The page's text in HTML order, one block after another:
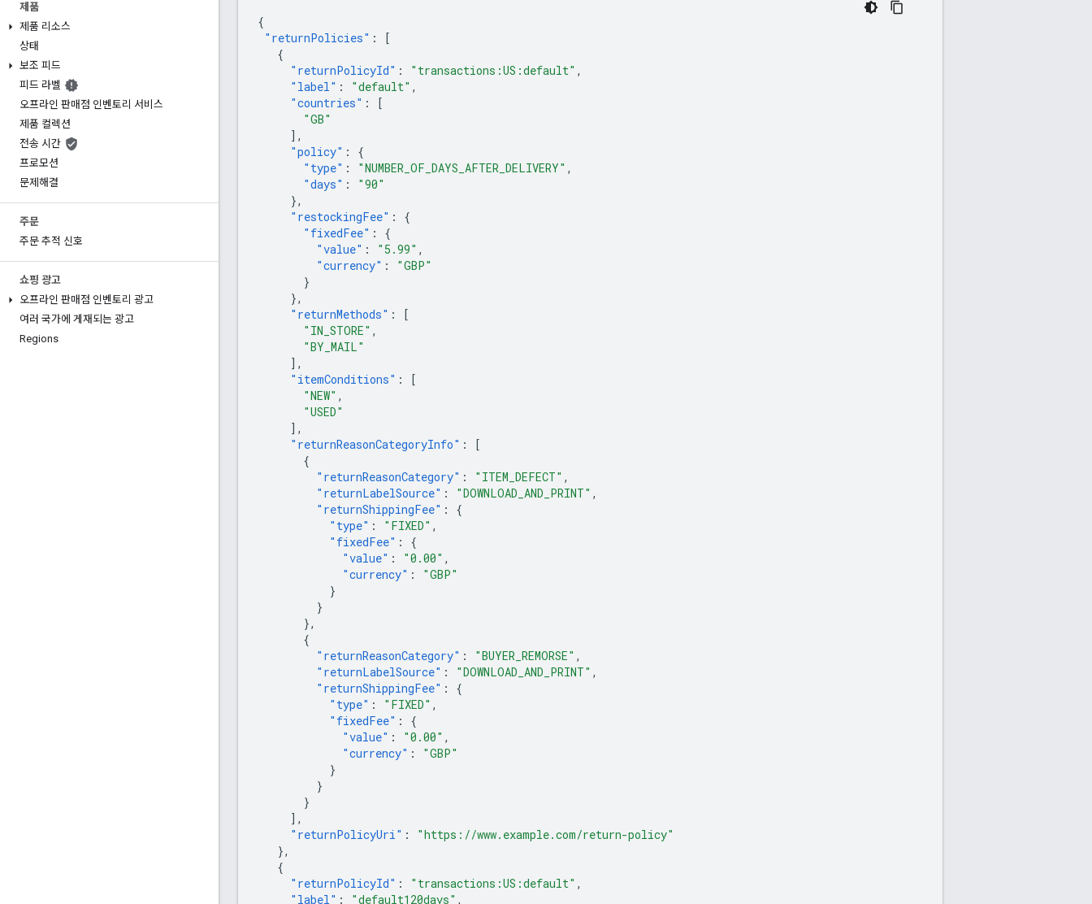
제품
제품 리소스
상태
보조 피드
피드 라벨
오프라인 판매점 인벤토리 서비스
제품 컬렉션
전송 시간
프로모션
문제해결
주문
주문 추적 신호
쇼핑 광고
오프라인 판매점 인벤토리 광고
여러 국가에 게재되는 광고
Regions
{
"returnPolicies" :
[
{
"returnPolicyId" : "transactions:US:default" ,
"label" : "default" ,
"countries" :
[
"GB"
],
"policy" :
{
"type" : "NUMBER_OF_DAYS_AFTER_DELIVERY" ,
"days" :
"90"
},
"restockingFee" :
{
"fixedFee" :
{
"value" : "5.99" ,
"currency" :
"GBP"
}
},
"returnMethods" :
[
"IN_STORE" ,
"BY_MAIL"
],
"itemConditions" :
[
"NEW" ,
"USED"
],
"returnReasonCategoryInfo" :
[
{
"returnReasonCategory" : "ITEM_DEFECT" ,
"returnLabelSource" : "DOWNLOAD_AND_PRINT" ,
"returnShippingFee" :
{
"type" : "FIXED" ,
"fixedFee" :
{
"value" : "0.00" ,
"currency" :
"GBP"
}
}
},
{
"returnReasonCategory" : "BUYER_REMORSE" ,
"returnLabelSource" : "DOWNLOAD_AND_PRINT" ,
"returnShippingFee" :
{
"type" : "FIXED" ,
"fixedFee" :
{
"value" : "0.00" ,
"currency" :
"GBP"
}
}
}
],
"returnPolicyUri" :
"https://www.example.com/return-policy"
},
{
"returnPolicyId" : "transactions:US:default" ,
"label" : "default120days" ,